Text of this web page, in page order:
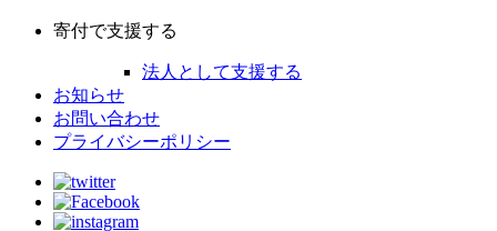
寄付で支援する
法人として支援する
お知らせ
お問い合わせ
プライバシーポリシー